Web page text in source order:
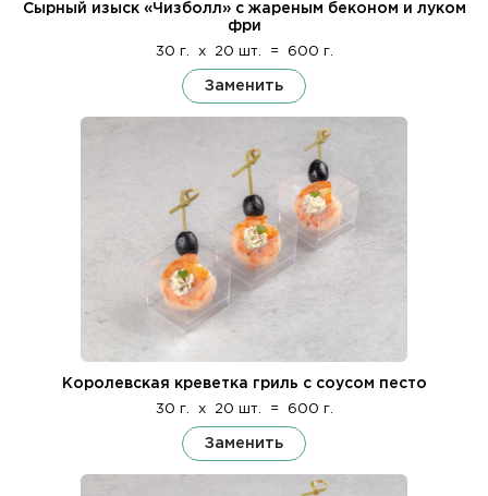
Сырный изыск «Чизболл» с жареным беконом и луком
фри
30 г. x 20 шт. = 600 г.
Заменить
Королевская креветка гриль с соусом песто
30 г. x 20 шт. = 600 г.
Заменить